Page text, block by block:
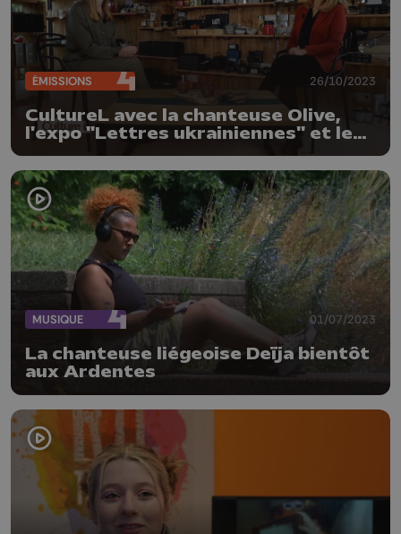
ÉMISSIONS 26/10/2023
CultureL avec la chanteuse Olive,
l'expo "Lettres ukrainiennes" et les
Concerts de Midi
MUSIQUE 01/07/2023
La chanteuse liégeoise Deïja bientôt
aux Ardentes